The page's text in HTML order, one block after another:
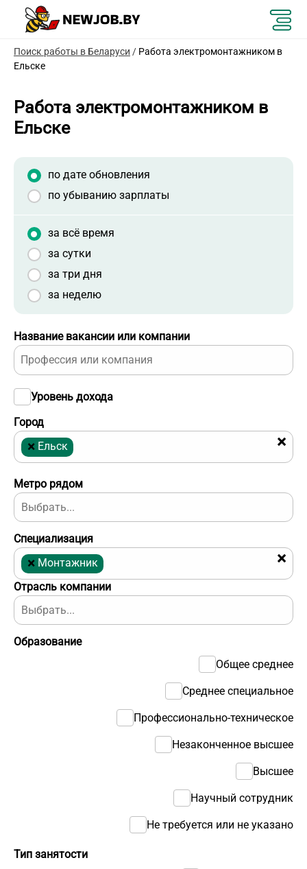
Поиск работы в Беларуси / Работа электромонтажником в
Ельске
Работа электромонтажником в
Ельске
Отрасль компании
Название вакансии или компании
Тип занятости
Город
×
× Ельск
Уровень дохода
Образование
Общее среднее
Среднее специальное
Профессионально-техническое
Незаконченное высшее
Высшее
Научный сотрудник
Не требуется или не указано
Метро рядом
по дате обновления
по убыванию зарплаты
за всё время
за сутки
за три дня
за неделю
Специализация
×
× Монтажник